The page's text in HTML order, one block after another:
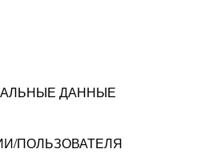
ДАННЫЕ
ПОЛЬЗОВАТЕЛЯ